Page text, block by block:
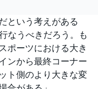
という考えがある
なうべきだろう。も
ポーツにおける大き
ンから最終コーナー
ト側のより大きな変